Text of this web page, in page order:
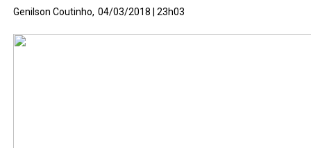
Genilson Coutinho, 04/03/2018 | 23h03